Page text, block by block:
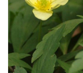
Advies
Onze tuinen!